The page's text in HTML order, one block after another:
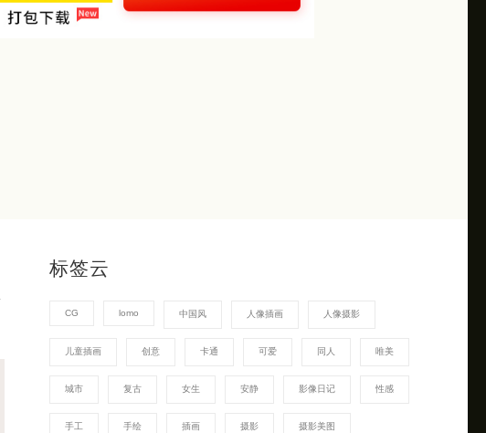
标签云
CG lomo 中国风 人像插画 人像摄影
儿童插画 创意 卡通 可爱 同人 唯美
城市 复古 女生 安静 影像日记 性感
手工 手绘 插画 摄影 摄影美图